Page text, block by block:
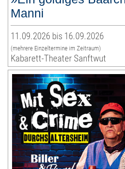
Manni
11.09.2026 bis 16.09.2026
(mehrere Einzeltermine im Zeitraum)
Kabarett-Theater Sanftwut